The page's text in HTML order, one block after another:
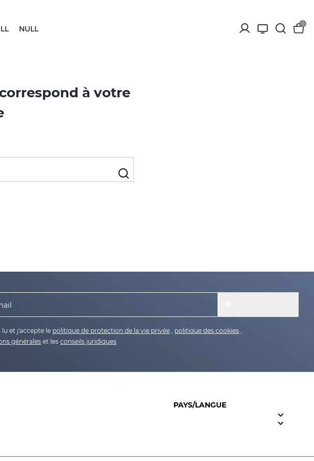
NULL
0
à votre
lu et j'accepte le politique de protection de la vie privée , politique des cookies ,
généraleset les conseils juridiques
PAYS/LANGUE